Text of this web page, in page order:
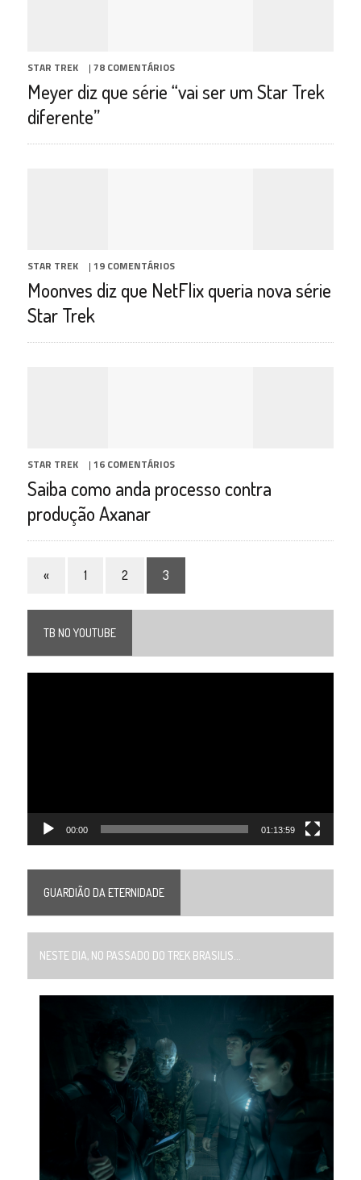
STAR TREK | 78 COMENTÁRIOS
Meyer diz que série “vai ser um Star Trek
diferente”
STAR TREK | 19 COMENTÁRIOS
Moonves diz que NetFlix queria nova série
Star Trek
STAR TREK | 16 COMENTÁRIOS
Saiba como anda processo contra
produção Axanar
« 1 2 3
TB NO YOUTUBE
00:00 01:13:59
GUARDIÃO DA ETERNIDADE
NESTE DIA, NO PASSADO DO TREK BRASILIS...